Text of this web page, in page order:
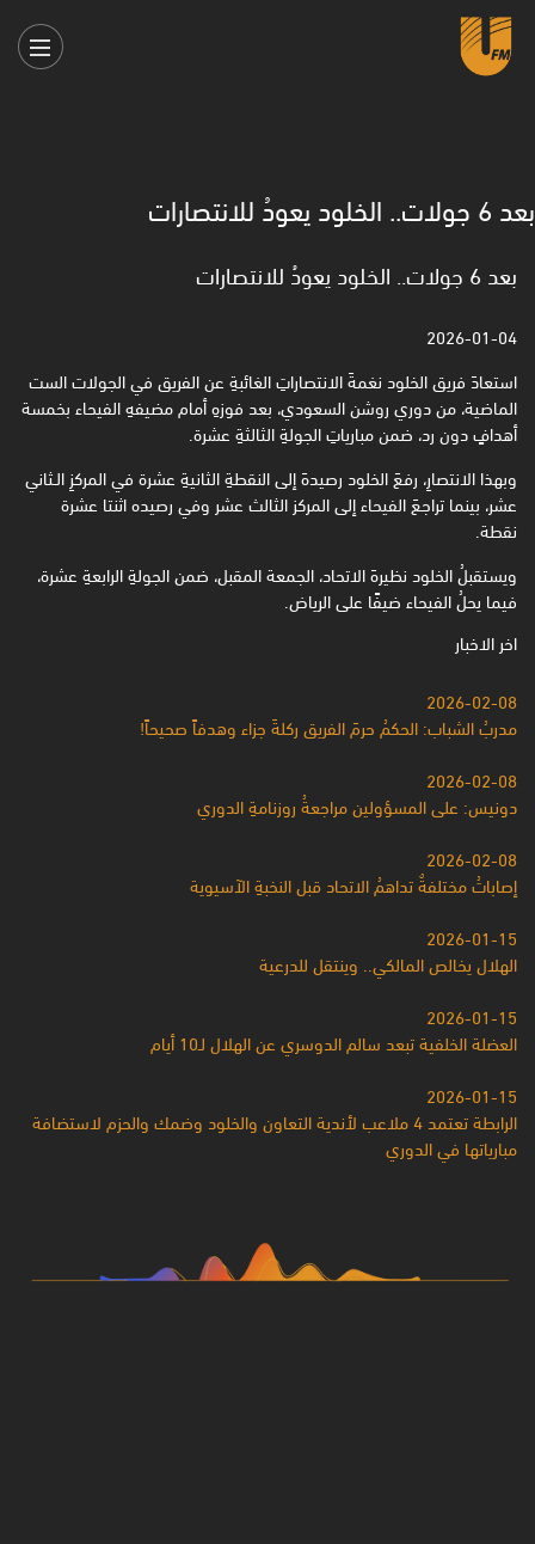
بعد 6 جولات.. الخلود يعودُ للانتصارات
بعد 6 جولات.. الخلود يعودُ للانتصارات
2026-01-04
استعادَ فريق الخلود نغمةَ الانتصاراتِ الغائبةِ عن الفريق في الجولات الست
الماضية، من دوري روشن السعودي، بعد فوزهِ أمام مضيفهِ الفيحاء بخمسة
أهدافٍ دون رد، ضمن مبارياتِ الجولةِ الثالثةِ عشرة.
وبهذا الانتصارِ، رفعَ الخلود رصيدهَ إلى النقطةِ الثانيةِ عشرة في المركزِ الـثاني
عشر، بينما تراجعَ الفيحاء إلى المركز الثالث عشر وفي رصيده اثنتا عشرة
نقطة.
ويستقبلُ الخلود نظيرهَ الاتحاد، الجمعة المقبل، ضمن الجولةِ الرابعةِ عشرة،
فيما يحلُ الفيحاء ضيفًا على الرياض.
اخر الاخبار
2026-02-08
مدربُ الشباب: الحكمُ حرمَ الفريق ركلةَ جزاء وهدفاً صحيحاً!
2026-02-08
دونيس: على المسؤولين مراجعةُ روزنامةِ الدوري
2026-02-08
إصاباتُ مختلفةٌ تداهمُ الاتحاد قبل النخبةِ الآسيوية
2026-01-15
الهلال يخالص المالكي.. وينتقل للدرعية
2026-01-15
العضلة الخلفية تبعد سالم الدوسري عن الهلال لـ10 أيام
2026-01-15
الرابطة تعتمد 4 ملاعب لأندية التعاون والخلود وضمك والحزم لاستضافة
مبارياتها في الدوري